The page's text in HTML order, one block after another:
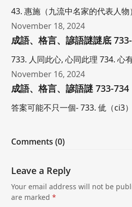
43. 惠施（九流中名家的代表人物
November 18, 2024
成語、格言、諺語謎謎底
733. 人同此心, 心同此理 734. 心
November 16, 2024
成語、格言、諺語謎 733-734
答案可能不只一個- 733. 佌（ci3
Comments (0)
Leave a Reply
Your email address will not be
are marked*